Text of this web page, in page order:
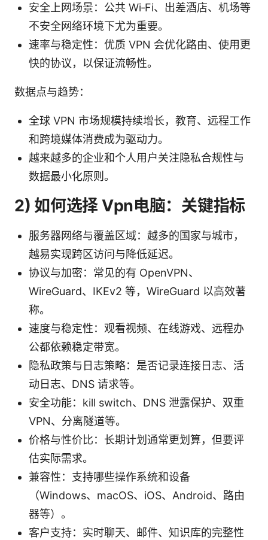
安全上网场景：公共 Wi‑Fi、出差酒店、机场等
不安全网络环境下尤为重要。
速率与稳定性：优质 VPN 会优化路由、使用更
快的协议，以保证流畅性。
数据点与趋势：
全球 VPN 市场规模持续增长，教育、远程工作
和跨境媒体消费成为驱动力。
越来越多的企业和个人用户关注隐私合规性与
数据最小化原则。
2) 如何选择 Vpn电脑：关键指标
服务器网络与覆盖区域：越多的国家与城市，
越易实现跨区访问与降低延迟。
协议与加密：常见的有 OpenVPN、
WireGuard、IKEv2 等，WireGuard 以高效著
称。
速度与稳定性：观看视频、在线游戏、远程办
公都依赖稳定带宽。
隐私政策与日志策略：是否记录连接日志、活
动日志、DNS 请求等。
安全功能：kill switch、DNS 泄露保护、双重
VPN、分离隧道等。
价格与性价比：长期计划通常更划算，但要评
估实际需求。
兼容性：支持哪些操作系统和设备
（Windows、macOS、iOS、Android、路由
器等）。
客户支持：实时聊天、邮件、知识库的完整性